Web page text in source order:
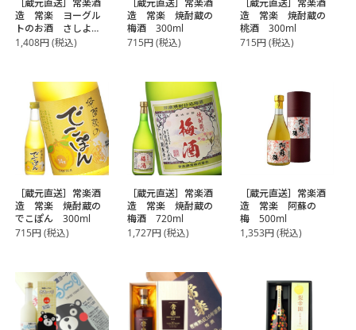
造 常楽 ヨーグル
トのお酒 さしよ
り 500ml
1,408円(税込)
造 常楽 焼酎蔵の
梅酒 300ml
715円(税込)
造 常楽 焼酎蔵の
桃酒 300ml
715円(税込)
［蔵元直送］常楽酒
造 常楽 焼酎蔵の
でこぽん 300ml
715円(税込)
［蔵元直送］常楽酒
造 常楽 焼酎蔵の
梅酒 720ml
1,727円(税込)
［蔵元直送］常楽酒
造 常楽 阿蘇の
梅 500ml
1,353円(税込)